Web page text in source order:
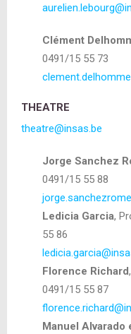
Clément
0491/15 55 73
THEATRE
theatre@insas.be
Jorge Sanchez
0491/15 55 88
Ledicia Garcia,
55 86
Florence Richard
0491/15 55 87
Manuel Alvarado